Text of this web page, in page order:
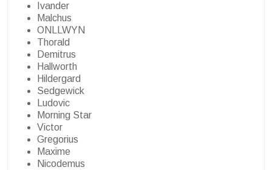
Ivander
Malchus
ONLLWYN
Thorald
Demitrus
Hallworth
Hildergard
Sedgewick
Ludovic
Morning Star
Victor
Gregorius
Maxime
Nicodemus